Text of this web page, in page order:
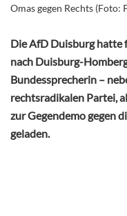
Omas gegen Rechts (Foto:
Die AfD Duisburg hatte
nach Duisburg-
Bundessprecherin –
rechtsradikalen Partei,
zur Gegendemo gegen
geladen.